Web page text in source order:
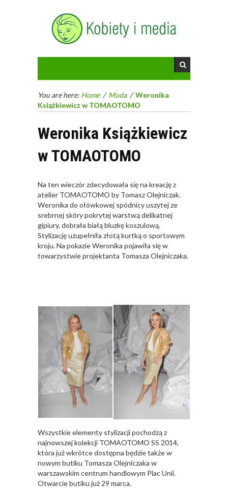
You are here: Home / Moda /Weronika
Książkiewicz w TOMAOTOMO
Weronika Książkiewicz
w TOMAOTOMO
Na ten wieczór zdecydowała się na kreację z
atelier TOMAOTOMO by Tomasz Olejniczak.
Weronika do ołówkowej spódnicy uszytej ze
srebrnej skóry pokrytej warstwą delikatnej
gipiury, dobrała białą bluzkę koszulową.
Stylizację uzupełniła złotą kurtką o sportowym
kroju. Na pokazie Weronika pojawiła się w
towarzystwie projektanta Tomasza Olejniczaka.
Wszystkie elementy stylizacji pochodzą z
najnowszej kolekcji TOMAOTOMO SS 2014,
która już wkrótce dostępna będzie także w
nowym butiku Tomasza Olejniczaka w
warszawskim centrum handlowym Plac Unii.
Otwarcie butiku już 29 marca.